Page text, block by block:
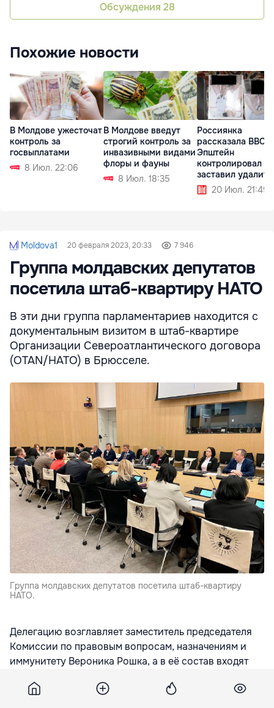
Обсуждения 28
Похожие новости
В Молдове ужесточат
контроль за
госвыплатами
8 Июл. 22:06
В Молдове введут
строгий контроль за
инвазивными видами
флоры и фауны
8 Июл. 18:35
Россиянка
рассказала BBC,
Эпштейн
контролировал
заставил удалить
татуировку
20 Июл. 21:49
Moldova1 20 февраля 2023, 20:33 7 946
Группа молдавских депутатов
посетила штаб-квартиру НАТО
В эти дни группа парламентариев находится с
документальным визитом в штаб-квартире
Организации Североатлантического договора
(OTAN/НАТО) в Брюсселе.
Группа молдавских депутатов посетила штаб-квартиру
НАТО.
Делегацию возглавляет заместитель председателя
Комиссии по правовым вопросам, назначениям и
иммунитету Вероника Рошка, а в её состав входят
комитетов, передает moldova1.md